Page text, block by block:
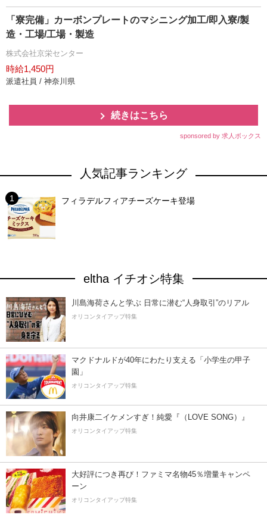
「寮完備」カーボンプレートのマシニング加工/即入寮/製
造・工場/工場・製造
株式会社京栄センター
時給1,450円
派遣社員 / 神奈川県
続きはこちら
sponsored by 求人ボックス
人気記事ランキング
フィラデルフィアチーズケーキ登場
eltha イチオシ特集
川島海荷さんと学ぶ 日常に潜む“人身取引”のリアル
オリコンタイアップ特集
マクドナルドが40年にわたり支える「小学生の甲子
園」
オリコンタイアップ特集
向井康二イケメンすぎ！純愛『（LOVE SONG）』
オリコンタイアップ特集
大好評につき再び！ファミマ名物45％増量キャンペ
ーン
オリコンタイアップ特集